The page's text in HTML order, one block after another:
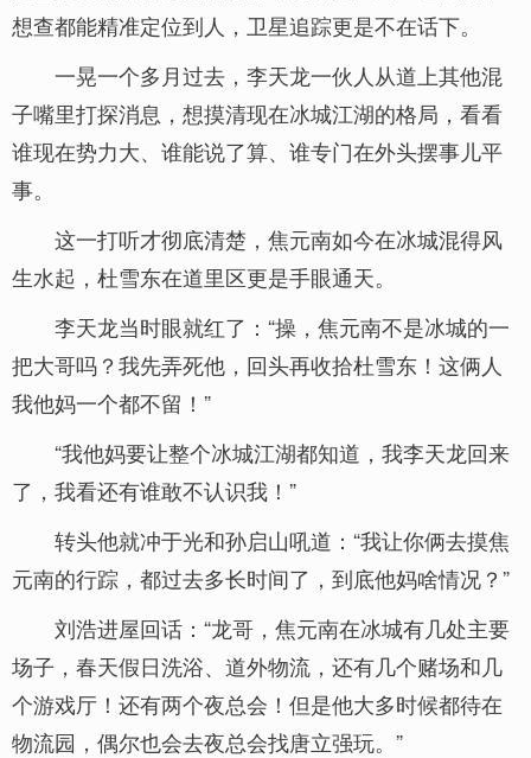
想查都能精准定位到人，卫星追踪更是不在话下。
一晃一个多月过去，李天龙一伙人从道上其他混
子嘴里打探消息，想摸清现在冰城江湖的格局，看看
谁现在势力大、谁能说了算、谁专门在外头摆事儿平
事。
这一打听才彻底清楚，焦元南如今在冰城混得风
生水起，杜雪东在道里区更是手眼通天。
李天龙当时眼就红了：“操，焦元南不是冰城的一
把大哥吗？我先弄死他，回头再收拾杜雪东！这俩人
我他妈一个都不留！”
“我他妈要让整个冰城江湖都知道，我李天龙回来
了，我看还有谁敢不认识我！”
转头他就冲于光和孙启山吼道：“我让你俩去摸焦
元南的行踪，都过去多长时间了，到底他妈啥情况？”
刘浩进屋回话：“龙哥，焦元南在冰城有几处主要
场子，春天假日洗浴、道外物流，还有几个赌场和几
个游戏厅！还有两个夜总会！但是他大多时候都待在
物流园，偶尔也会去夜总会找唐立强玩。”